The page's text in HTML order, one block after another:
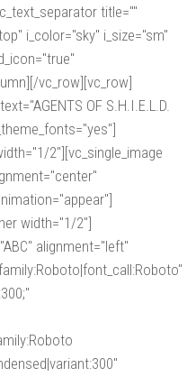
title=""
i_color="sky" i_size="sm"
vc_row][vc_row]
OF S.H.I.E.L.D.
2"][vc_single_image
width="1/2"]
alignment="left"